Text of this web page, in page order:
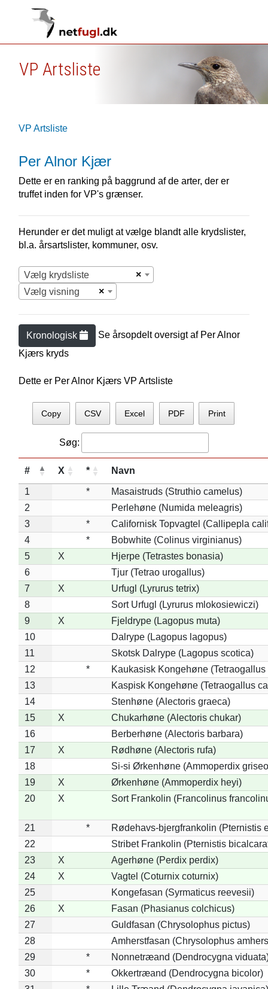
VP Artsliste
VP Artsliste
Per Alnor Kjær
Dette er en ranking på baggrund af de arter, der er
truffet inden for VP's grænser.
Herunder er det muligt at vælge blandt alle krydslister,
bl.a. årsartslister, kommuner, osv.
×
Vælg krydsliste
×
Vælg visning
Kronologisk Se årsopdelt oversigt af Per Alnor
Kjærs kryds
Dette er Per Alnor Kjærs VP Artsliste
Copy CSV Excel PDF Print
Søg:
# X * Navn
1 *
Masaistruds (Struthio camelus)
2
Perlehøne (Numida meleagris)
3
*
Californisk Topvagtel (Callipepla
4
*
Bobwhite (Colinus virginianus)
5
X
Hjerpe (Tetrastes bonasia)
6
Tjur (Tetrao urogallus)
7
X
Urfugl (Lyrurus tetrix)
8
Sort Urfugl (Lyrurus mlokosiewiczi)
9
X
Fjeldrype (Lagopus muta)
10
Dalrype (Lagopus lagopus)
11
Skotsk Dalrype (Lagopus scotica)
12
*
Kaukasisk Kongehøne
13
Kaspisk Kongehøne (Tetraogallus
14
Stenhøne (Alectoris graeca)
15
X
Chukarhøne (Alectoris chukar)
16
Berberhøne (Alectoris barbara)
17
X
Rødhøne (Alectoris rufa)
18
Si-si Ørkenhøne (Ammoperdix
19
X
Ørkenhøne (Ammoperdix heyi)
20
X Sort Frankolin (Francolinus
21 *
Rødehavs-bjergfrankolin (Pternistis
22
Stribet Frankolin (Pternistis
23
X
Agerhøne (Perdix perdix)
24
X
Vagtel (Coturnix coturnix)
25
Kongefasan (Syrmaticus reevesii)
26
X
Fasan (Phasianus colchicus)
27
Guldfasan (Chrysolophus pictus)
28
Amherstfasan (Chrysolophus
29
*
Nonnetræand (Dendrocygna
30
*
Okkertræand (Dendrocygna bicolor)